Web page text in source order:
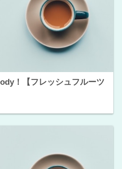
！【フレッシュフルーツ